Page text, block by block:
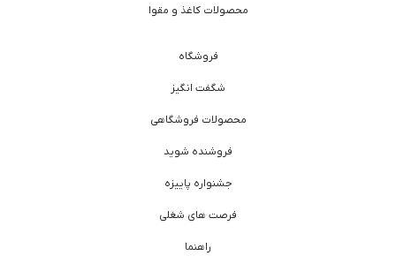
محصولات کاغذ و مقوا
فروشگاه
شگفت انگیز
محصولات فروشگاهی
فروشنده شوید
جشنواره پاییزه
فرصت های شغلی
راهنما